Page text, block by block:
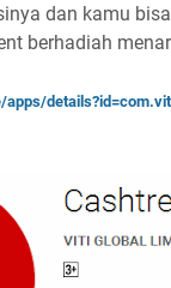
dan kamu
berhadiah